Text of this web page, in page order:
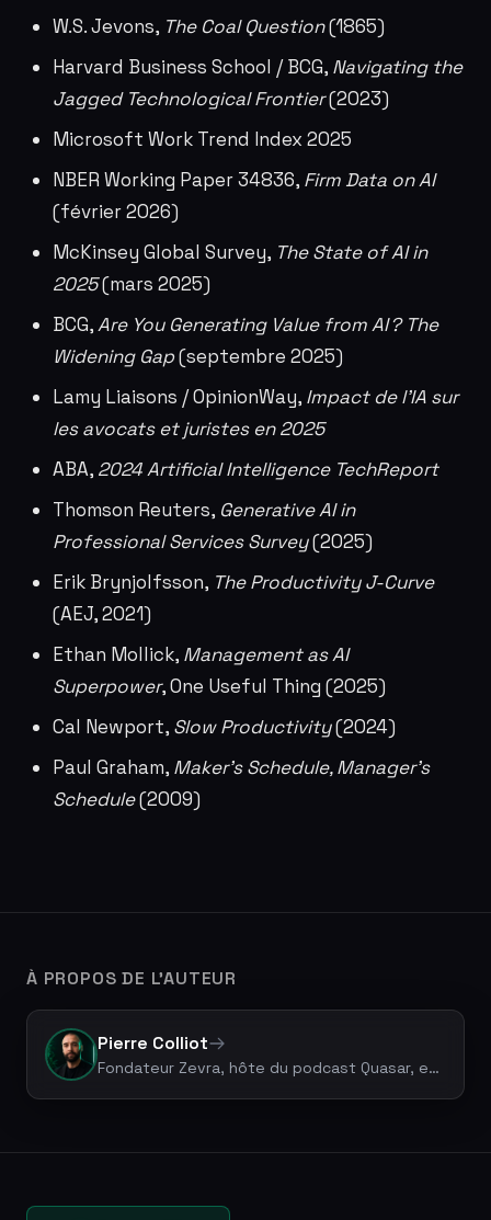
W.S. Jevons, The Coal Question(1865)
Harvard Business School / BCG, Navigating the
Jagged Technological Frontier(2023)
Microsoft Work Trend Index 2025
NBER Working Paper 34836, Firm Data on AI
(février 2026)
McKinsey Global Survey, The State of AI in
2025(mars 2025)
BCG,Are You Generating Value from AI ? The
Widening Gap(septembre 2025)
Lamy Liaisons / OpinionWay, Impact de l’IA sur
les avocats et juristes en 2025
ABA, 2024 Artificial Intelligence TechReport
Thomson Reuters, Generative AI in
Professional Services Survey(2025)
Erik Brynjolfsson, The Productivity J-Curve
(AEJ, 2021)
Ethan Mollick, Management as AI
Superpower, One Useful Thing (2025)
Cal Newport, Slow Productivity(2024)
Paul Graham, Maker’s Schedule, Manager’s
Schedule(2009)
À PROPOS DE L'AUTEUR
Pierre Colliot
Fondateur Zevra, hôte du podcast Quasar, expert Legal Tech & vibe coding. +50 projets livrés.